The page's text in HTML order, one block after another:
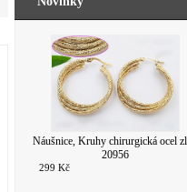
Náušnice, Kruhy chirurgická ocel
20956
299 Kč
Náušnice chirurgická ocel, kruhy